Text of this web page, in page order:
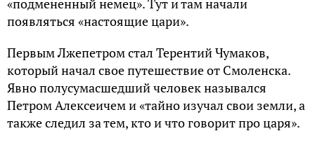
«подмененный немец». Тут и там начали
появляться «настоящие цари».
Первым Лжепетром стал Терентий Чумаков,
который начал свое путешествие от Смоленска.
Явно полусумасшедший человек назывался
Петром Алексеичем и «тайно изучал свои земли, а
также следил за тем, кто и что говорит про царя».